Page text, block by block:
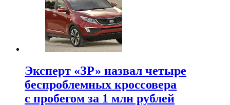
Эксперт «ЗР» назвал четыре
беспроблемных кроссовера
с пробегом за 1 млн рублей